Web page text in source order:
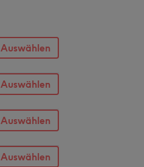
Auswählen
Auswählen
Auswählen
Auswählen